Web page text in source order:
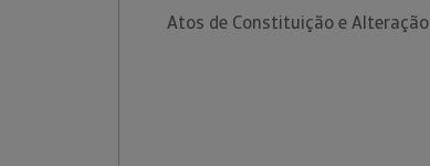
Atos de Constituição e Alteração